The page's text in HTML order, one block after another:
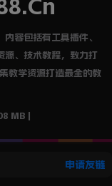
容包括有工具插件、
源、技术教程，致力打
教学资源打造最全的教
MB |
申请友链